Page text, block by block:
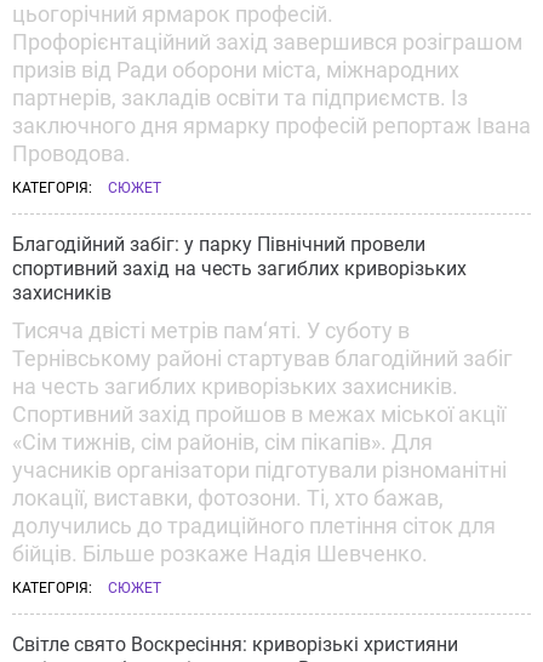
цьогорічний ярмарок професій.
Профорієнтаційний захід завершився розіграшом
призів від Ради оборони міста, міжнародних
партнерів, закладів освіти та підприємств. Із
заключного дня ярмарку професій репортаж Івана
Проводова.
КАТЕГОРІЯ: СЮЖЕТ
Благодійний забіг: у парку Північний провели
спортивний захід на честь загиблих криворізьких
захисників
Тисяча двісті метрів пам‘яті. У суботу в
Тернівському районі стартував благодійний забіг
на честь загиблих криворізьких захисників.
Спортивний захід пройшов в межах міської акції
«Сім тижнів, сім районів, сім пікапів». Для
учасників організатори підготували різноманітні
локації, виставки, фотозони. Ті, хто бажав,
долучились до традиційного плетіння сіток для
бійців. Більше розкаже Надія Шевченко.
КАТЕГОРІЯ: СЮЖЕТ
Світле свято Воскресіння: криворізькі християни